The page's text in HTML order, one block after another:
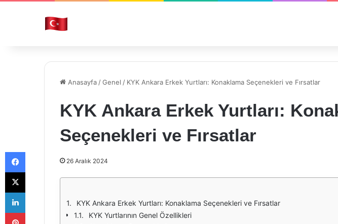
Anasayfa /Genel / KYK Ankara Erkek Yurtları: Konaklama Seçenekleri ve Fırsatlar
KYK Ankara Erkek Yurtları:
Seçenekleri ve Fırsatlar
26 Aralık 2024
KYK Ankara Erkek Yurtları: Konaklama Seçenekleri ve Fırsatlar
KYK Yurtlarının Genel Özellikleri
Facebook
X
LinkedIn
Pinterest